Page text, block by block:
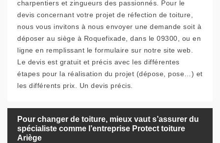
charpentiers et zingueurs des passionnés. Pour le
devis concernant votre projet de réfection de toiture,
nous vous invitons à nous envoyer une demande soit à
déposer au siège à Roquefixade, dans le 09300, ou en
ligne en remplissant le formulaire sur notre site web.
Le devis est gratuit et précis avec les différentes
étapes pour la réalisation du projet (dépose, pose…) et
les différents prix. Un devis précis.
Pour changer de toiture, mieux vaut s’assurer du
spécialiste comme l’entreprise Protect toiture
Ariège